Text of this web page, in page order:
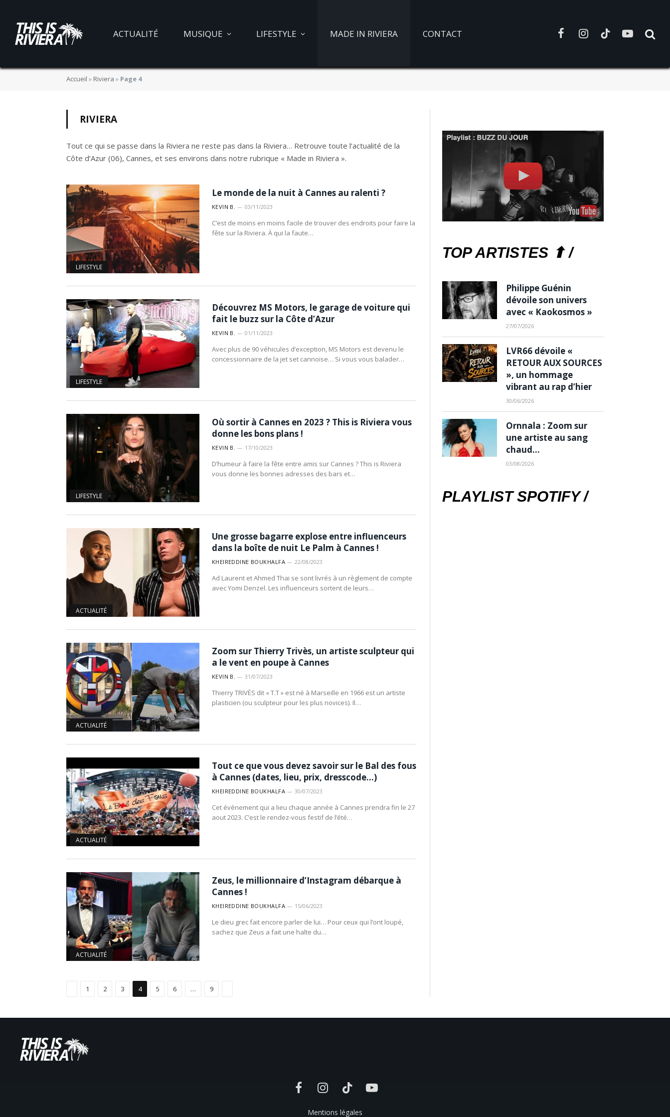
ACTUALITÉ MUSIQUE LIFESTYLE MADE IN RIVIERA CONTACT FacebookInstagramTikTokYouTube
Accueil » Riviera » Page 4
RIVIERA
Tout ce qui se passe dans la Riviera ne reste pas dans la Riviera… Retrouve toute l’actualité de la
Côte d’Azur (06), Cannes, et ses environs dans notre rubrique « Made in Riviera ».
LIFESTYLE
Le monde de la nuit à Cannes au ralenti ?
KEVIN B. 03/11/2023
C’est de moins en moins facile de trouver des endroits pour faire la
fête sur la Riviera. À qui la faute…
LIFESTYLE
Découvrez MS Motors, le garage de voiture qui
fait le buzz sur la Côte d’Azur
KEVIN B. 01/11/2023
Avec plus de 90 véhicules d’exception, MS Motors est devenu le
concessionnaire de la jet set cannoise… Si vous vous balader…
LIFESTYLE
Où sortir à Cannes en 2023 ? This is Riviera vous
donne les bons plans !
KEVIN B. 17/10/2023
D’humeur à faire la fête entre amis sur Cannes ? This is Riviera
vous donne les bonnes adresses des bars et…
ACTUALITÉ
Une grosse bagarre explose entre influenceurs
dans la boîte de nuit Le Palm à Cannes !
KHEIREDDINE BOUKHALFA 22/08/2023
Ad Laurent et Ahmed Thai se sont livrés à un règlement de compte
avec Yomi Denzel. Les influenceurs sortent de leurs…
ACTUALITÉ
Zoom sur Thierry Trivès, un artiste sculpteur qui
a le vent en poupe à Cannes
KEVIN B. 31/07/2023
Thierry TRIVÈS dit « T.T » est né à Marseille en 1966 est un artiste
plasticien (ou sculpteur pour les plus novices). Il…
ACTUALITÉ
Tout ce que vous devez savoir sur le Bal des fous
à Cannes (dates, lieu, prix, dresscode…)
KHEIREDDINE BOUKHALFA 30/07/2023
Cet événement qui a lieu chaque année à Cannes prendra fin le 27
aout 2023. C’est le rendez-vous festif de l’été…
ACTUALITÉ
Zeus, le millionnaire d’Instagram débarque à
Cannes !
KHEIREDDINE BOUKHALFA 15/06/2023
Le dieu grec fait encore parler de lui… Pour ceux qui l’ont loupé,
sachez que Zeus a fait une halte du…
Précédent
1 2 3 4 5 6 … 9
TOP ARTISTES ⬆ /
Philippe Guénin
dévoile son univers
avec « Kaokosmos »
27/07/2026
LVR66 dévoile «
RETOUR AUX SOURCES
», un hommage
vibrant au rap d’hier
30/06/2026
Ornnala : Zoom sur
une artiste au sang
chaud…
03/08/2026
PLAYLIST SPOTIFY /
FacebookInstagramTikTok YouTube
Mentions légales